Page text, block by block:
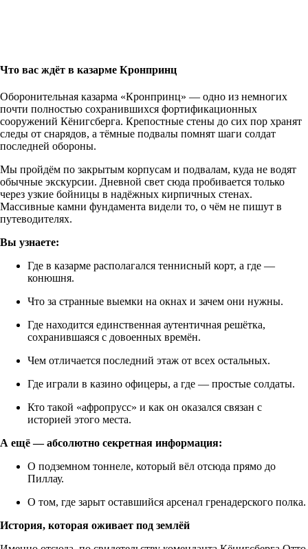
Что вас ждёт в казарме Кронпринц
Оборонительная казарма «Кронпринц» — одно из немногих
почти полностью сохранившихся фортификационных
сооружений Кёнигсберга. Крепостные стены до сих пор хранят
следы от снарядов, а тёмные подвалы помнят шаги солдат
последней обороны.
Мы пройдём по закрытым корпусам и подвалам, куда не водят
обычные экскурсии. Дневной свет сюда пробивается только
через узкие бойницы в надёжных кирпичных стенах.
Массивные камни фундамента видели то, о чём не пишут в
путеводителях.
Вы узнаете:
Где в казарме располагался теннисный корт, а где —
конюшня.
Что за странные выемки на окнах и зачем они нужны.
Где находится единственная аутентичная решётка,
сохранившаяся с довоенных времён.
Чем отличается последний этаж от всех остальных.
Где играли в казино офицеры, а где — простые солдаты.
Кто такой «афропрусс» и как он оказался связан с
историей этого места.
А ещё — абсолютно секретная информация:
О подземном тоннеле, который вёл отсюда прямо до
Пиллау.
О том, где зарыт оставшийся арсенал гренадерского полка.
История, которая оживает под землёй